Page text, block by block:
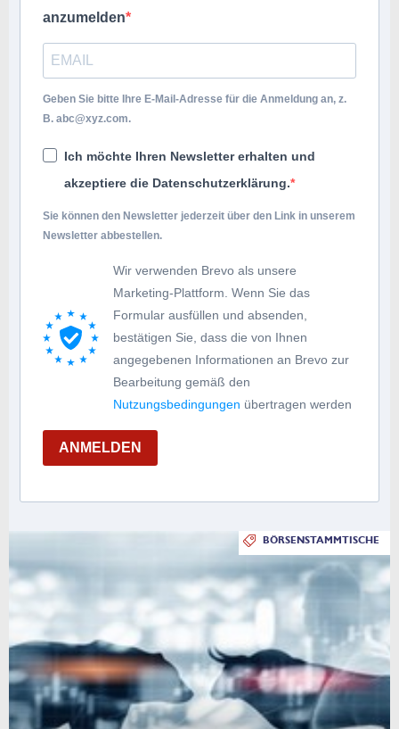
anzumelden
Geben Sie bitte Ihre E-Mail-Adresse für die Anmeldung an, z.
B. abc@xyz.com.
Ich möchte Ihren Newsletter erhalten und
akzeptiere die Datenschutzerklärung.
Sie können den Newsletter jederzeit über den Link in unserem
Newsletter abbestellen.
Wir verwenden Brevo als unsere
Marketing-Plattform. Wenn Sie das
Formular ausfüllen und absenden,
bestätigen Sie, dass die von Ihnen
angegebenen Informationen an Brevo zur
Bearbeitung gemäß den
Nutzungsbedingungen übertragen werden
ANMELDEN
BÖRSENSTAMMTISCHE